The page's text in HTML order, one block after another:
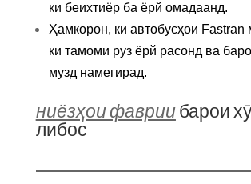
ки беихтиёр ба ёрй омадаанд.
Ҳамкорон, ки автобусҳои Fastran
ки тамоми руз ёрй расонд ва
музд намегирад.
ниёзҳои фавриибарои
либос